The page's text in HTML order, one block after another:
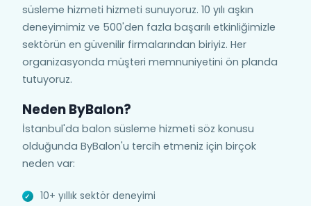
süsleme hizmeti hizmeti sunuyoruz. 10 yılı aşkın
deneyimimiz ve 500'den fazla başarılı etkinliğimizle
sektörün en güvenilir firmalarından biriyiz. Her
organizasyonda müşteri memnuniyetini ön planda
tutuyoruz.
Neden ByBalon?
İstanbul'da balon süsleme hizmeti söz konusu
olduğunda ByBalon'u tercih etmeniz için birçok
neden var:
10+ yıllık sektör deneyimi